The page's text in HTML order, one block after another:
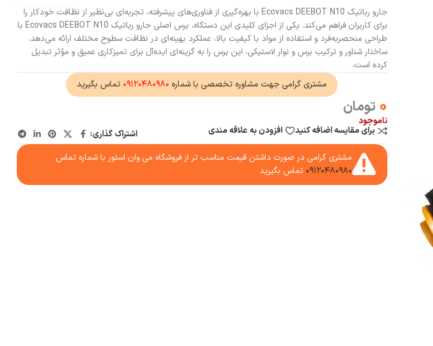
جارو رباتیک Ecovacs DEEBOT N10 با بهره‌گیری از فناوری‌های پیشرفته، تجربه‌ای بی‌نظیر از نظافت خودکار را
برای کاربران فراهم می‌کند. یکی از اجزای کلیدی این دستگاه، برس اصلی جارو رباتیک Ecovacs DEEBOT N10 با
طراحی منحصربه‌فرد و استفاده از مواد با کیفیت بالا، عملکرد بهینه‌ای در نظافت سطوح مختلف ارائه می‌دهد.
ساختار شناور و ترکیب برس و نوار لاستیکی، این برس را به گزینه‌ای ایده‌آل برای تمیزکاری عمیق و مؤثر تبدیل
کرده است.
مشتری گرامی جهت مشاوره تخصصی با شماره ۰۹۱۲۰۴۸۰۹۸۰ تماس بگیرید
0 تومان
ناموجود
برای مقایسه اضافه کنید افزودن به علاقه مندی
اشتراک گذاری:
مشتری گرامی در صورت داشتن قیمت مناسب تر از فروشگاه می وان استور با شماره تماس
۰۹۱۲۰۴۸۰۹۸۰ تماس بگیرید